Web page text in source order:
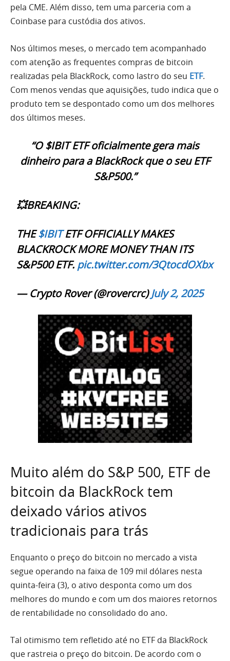
pela CME. Além disso, tem uma parceria com a
Coinbase para custódia dos ativos.
Nos últimos meses, o mercado tem acompanhado
com atenção as frequentes compras de bitcoin
realizadas pela BlackRock, como lastro do seu ETF.
Com menos vendas que aquisições, tudo indica que o
produto tem se despontado como um dos melhores
dos últimos meses.
“O $IBIT ETF oficialmente gera mais
dinheiro para a BlackRock que o seu ETF
S&P500.”
💥BREAKING:
THE$IBITETF OFFICIALLY MAKES
BLACKROCK MORE MONEY THAN ITS
S&P500 ETF. pic.twitter.com/3QtocdOXbx
— Crypto Rover (@rovercrc)July 2, 2025
Muito além do S&P 500, ETF de
bitcoin da BlackRock tem
deixado vários ativos
tradicionais para trás
Enquanto o preço do bitcoin no mercado a vista
segue operando na faixa de 109 mil dólares nesta
quinta-feira (3), o ativo desponta como um dos
melhores do mundo e com um dos maiores retornos
de rentabilidade no consolidado do ano.
Tal otimismo tem refletido até no ETF da BlackRock
que rastreia o preço do bitcoin. De acordo com o